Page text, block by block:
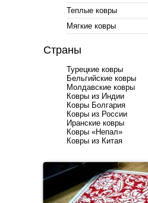
Теплые ковры
Мягкие ковры
Страны
Турецкие ковры
Бельгийские ковры
Молдавские ковры
Ковры из Индии
Ковры Болгария
Ковры из России
Иранские ковры
Ковры «Непал»
Ковры из Китая